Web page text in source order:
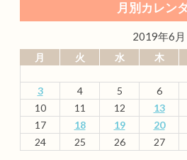
月別カレン
2019年6月
月 火 水 木
3
4 5 6
10
11 12 13
17
18 19 20
24
25 26 27